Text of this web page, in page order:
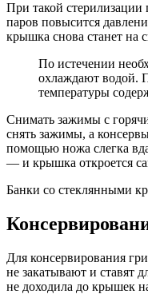
При такой стерилизации
паров повысится
крышка снова станет на
По истечении
охлаждают водой.
температуры
Снимать зажимы с
снять зажимы, а
помощью ножа слегка
— и крышка откроется
Банки со стеклянными
Для консервирования
не закатывают и ставят
не доходила до крышек